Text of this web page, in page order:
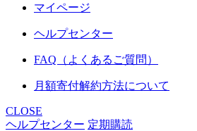
マイページ
ヘルプセンター
FAQ（よくあるご質問）
月額寄付解約方法について
CLOSE
ヘルプセンター 定期購読